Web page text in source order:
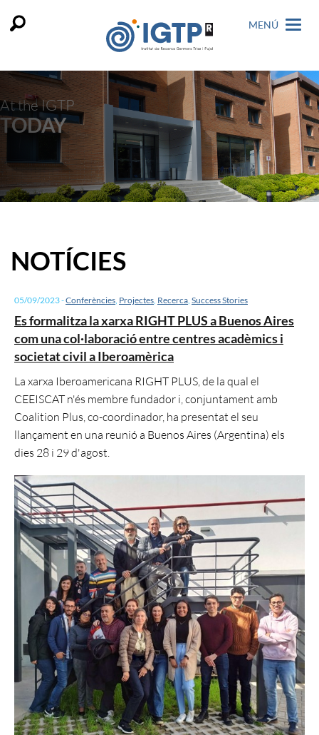
MENÚ
At the IGTP
TODAY
NOTÍCIES
05/09/2023-Conferències, Projectes, Recerca, Success Stories
Es formalitza la xarxa RIGHT PLUS a Buenos Aires
com una col·laboració entre centres acadèmics i
societat civil a Iberoamèrica
La xarxa Iberoamericana RIGHT PLUS, de la qual el
CEEISCAT n'és membre fundador i, conjuntament amb
Coalition Plus, co-coordinador, ha presentat el seu
llançament en una reunió a Buenos Aires (Argentina) els
dies 28 i 29 d'agost.